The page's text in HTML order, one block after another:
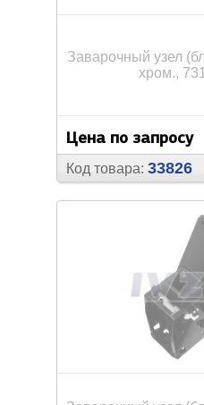
Заварочный узел
хром.,
Цена по запросу
Код товара: 33826